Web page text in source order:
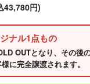
43,780円)
ナル1点もの
OUTとなり、その後
に完全譲渡されます。